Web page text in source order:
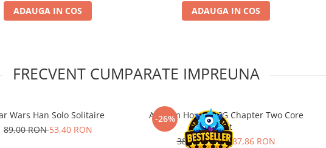
ADAUGA IN COS ADAUGA IN COS
FRECVENT CUMPARATE IMPREUNA
Wars Han Solo Solitaire
89,00 RON53,40 RON
-26%
Arkham Horror LCG Chapter Two Core
Set
389,00 RON287,86 RON